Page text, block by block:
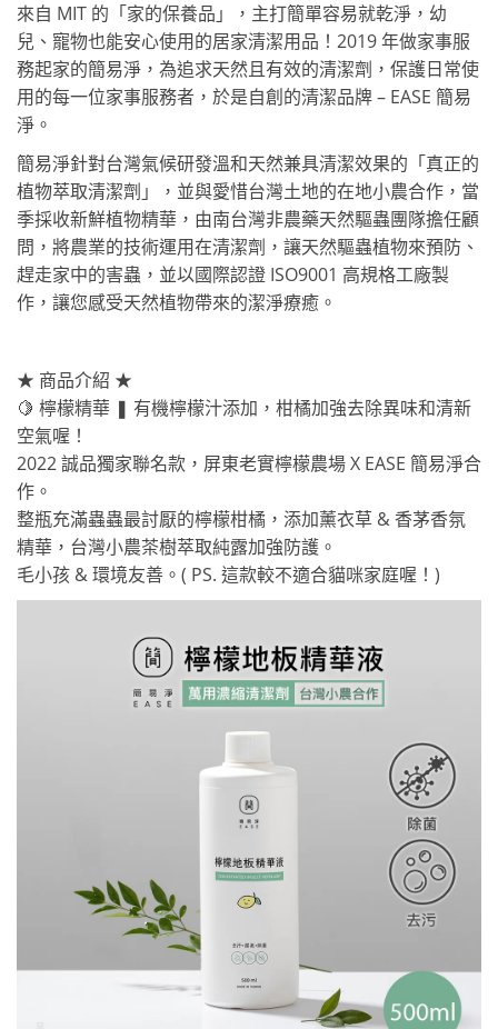
來自 MIT 的「家的保養品」，主打簡單容易就乾淨，幼
兒、寵物也能安心使用的居家清潔用品！2019 年做家事服
務起家的簡易淨，為追求天然且有效的清潔劑，保護日常使
用的每一位家事服務者，於是自創的清潔品牌 – EASE 簡易
淨。
簡易淨針對台灣氣候研發溫和天然兼具清潔效果的「真正的
植物萃取清潔劑」，並與愛惜台灣土地的在地小農合作，當
季採收新鮮植物精華，由南台灣非農藥天然驅蟲團隊擔任顧
問，將農業的技術運用在清潔劑，讓天然驅蟲植物來預防、
趕走家中的害蟲，並以國際認證 ISO9001 高規格工廠製
作，讓您感受天然植物帶來的潔淨療癒。
★ 商品介紹 ★
🍋 檸檬精華 ❚ 有機檸檬汁添加，柑橘加強去除異味和清新
空氣喔！
2022 誠品獨家聯名款，屏東老實檸檬農場 X EASE 簡易淨合
作。
整瓶充滿蟲蟲最討厭的檸檬柑橘，添加薰衣草 & 香茅香氛
精華，台灣小農茶樹萃取純露加強防護。
毛小孩 & 環境友善。( PS. 這款較不適合貓咪家庭喔！)